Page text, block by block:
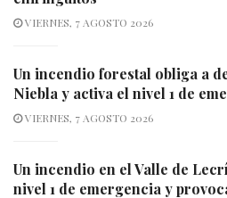
VIERNES, 7 AGOSTO 2026
Un incendio forestal obliga a
Niebla y activa el nivel 1 de
VIERNES, 7 AGOSTO 2026
Un incendio en el Valle de
nivel 1 de emergencia y